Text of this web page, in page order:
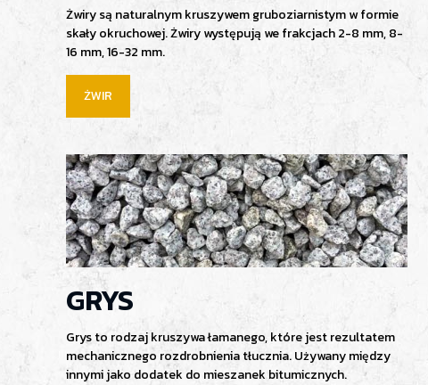
Żwiry są naturalnym kruszywem gruboziarnistym w formie
skały okruchowej. Żwiry występują we frakcjach 2-8 mm, 8-
16 mm, 16-32 mm.
ŻWIR
GRYS
Grys to rodzaj kruszywa łamanego, które jest rezultatem
mechanicznego rozdrobnienia tłucznia. Używany między
innymi jako dodatek do mieszanek bitumicznych.